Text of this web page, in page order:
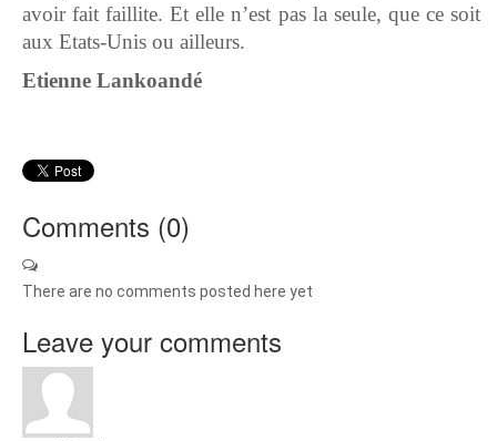
avoir fait faillite. Et elle n’est pas la seule, que ce soit
aux Etats-Unis ou ailleurs.
Etienne Lankoandé
Comments (0)
There are no comments posted here yet
Leave your comments